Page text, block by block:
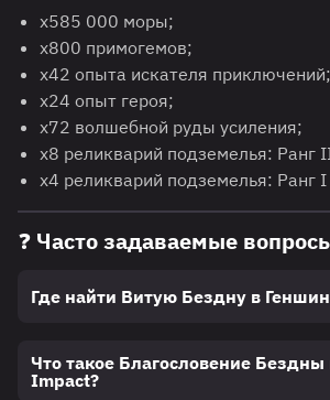
х585 000 моры;
х800 примогемов;
х42 опыта искателя приключений;
х24 опыт героя;
х72 волшебной руды усиления;
х8 реликварий подземелья: Ранг
х4 реликварий подземелья: Ранг I
❓ Часто задаваемые
Где найти Витую Бездну в
Что такое Благословение Бездны
Impact?